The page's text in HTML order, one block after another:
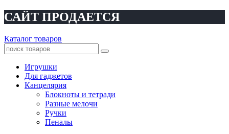
САЙТ ПРОДАЕТСЯ
Каталог товаров
Игрушки
Для гаджетов
Канцелярия
Блокноты и тетради
Разные мелочи
Ручки
Пеналы